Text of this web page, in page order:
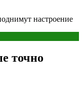
настроение
точно